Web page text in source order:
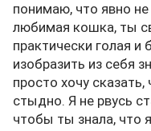
понимаю, что явно
любимая кошка, ты
практически голая и
изобразить из себя
просто хочу
стыдно. Я не рвусь
чтобы ты знала, что